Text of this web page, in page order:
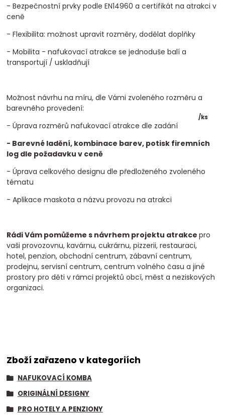
/ks
- Bezpečnostní prvky podle EN14960 a certifikát na atrakci v
ceně
- Flexibilita: možnost upravit rozměry, dodělat doplňky
- Mobilita - nafukovací atrakce se jednoduše balí a
transportují / uskladňují
Možnost návrhu na míru, dle Vámi zvoleného rozměru a
barevného provedení:
- Úprava rozměrů nafukovací atrakce dle zadání
- Barevné ladění, kombinace barev, potisk firemních
log dle požadavku v ceně
- Úprava celkového designu dle předloženého zvoleného
tématu
- Aplikace maskota a názvu provozu na atrakci
Rádi Vám pomůžeme s návrhem projektu atrakcepro
vaši provozovnu, kavárnu, cukrárnu, pizzerii, restauraci,
hotel, penzion, obchodní centrum, zábavní centrum,
prodejnu, servisní centrum, centrum volného času a jiné
prostory pro děti v rámci projektů obcí, měst a neziskových
organizaci.
Zboží zařazeno v kategoriích
NAFUKOVACÍ KOMBA
ORIGINÁLNÍ DESIGNY
PRO HOTELY A PENZIONY